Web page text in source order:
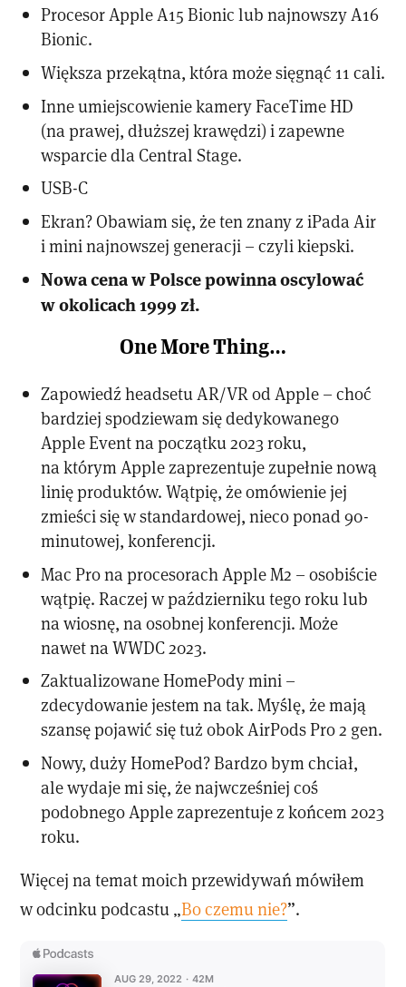
Procesor Apple A15 Bionic lub najnowszy A16
Bionic.
Większa przekątna, która może sięgnąć 11 cali.
Inne umiejscowienie kamery FaceTime HD
(na prawej, dłuższej krawędzi) i zapewne
wsparcie dla Central Stage.
USB-C
Ekran? Obawiam się, że ten znany z iPada Air
i mini najnowszej generacji – czyli kiepski.
Nowa cena w Polsce powinna oscylować
w okolicach 1999 zł.
One More Thing…
Zapowiedź headsetu AR/VR od Apple – choć
bardziej spodziewam się dedykowanego
Apple Event na początku 2023 roku,
na którym Apple zaprezentuje zupełnie nową
linię produktów. Wątpię, że omówienie jej
zmieści się w standardowej, nieco ponad 90-
minutowej, konferencji.
Mac Pro na procesorach Apple M2 – osobiście
wątpię. Raczej w październiku tego roku lub
na wiosnę, na osobnej konferencji. Może
nawet na WWDC 2023.
Zaktualizowane HomePody mini –
zdecydowanie jestem na tak. Myślę, że mają
szansę pojawić się tuż obok AirPods Pro 2 gen.
Nowy, duży HomePod? Bardzo bym chciał,
ale wydaje mi się, że najwcześniej coś
podobnego Apple zaprezentuje z końcem 2023
roku.
Więcej na temat moich przewidywań mówiłem
w odcinku podcastu „Bo czemu nie?”.